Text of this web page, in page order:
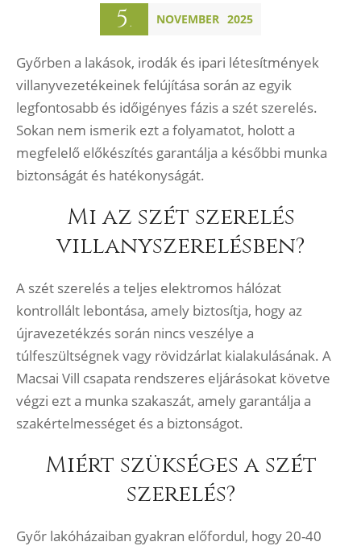
5 . NOVEMBER 2025
Győrben a lakások, irodák és ipari létesítmények
villanyvezetékeinek felújítása során az egyik
legfontosabb és időigényes fázis a szét szerelés.
Sokan nem ismerik ezt a folyamatot, holott a
megfelelő előkészítés garantálja a későbbi munka
biztonságát és hatékonyságát.
Mi az szét szerelés
villanyszerelésben?
A szét szerelés a teljes elektromos hálózat
kontrollált lebontása, amely biztosítja, hogy az
újravezetékzés során nincs veszélye a
túlfeszültségnek vagy rövidzárlat kialakulásának. A
Macsai Vill csapata rendszeres eljárásokat követve
végzi ezt a munka szakaszát, amely garantálja a
szakértelmességet és a biztonságot.
Miért szükséges a szét
szerelés?
Győr lakóházaiban gyakran előfordul, hogy 20-40